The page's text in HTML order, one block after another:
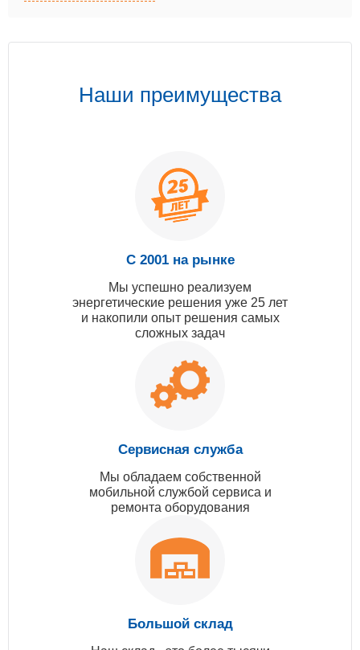
Наши преимущества
С 2001 на рынке
Мы успешно реализуем
энергетические решения уже 25 лет
и накопили опыт решения самых
сложных задач
Сервисная служба
Мы обладаем собственной
мобильной службой сервиса и
ремонта оборудования
Большой склад